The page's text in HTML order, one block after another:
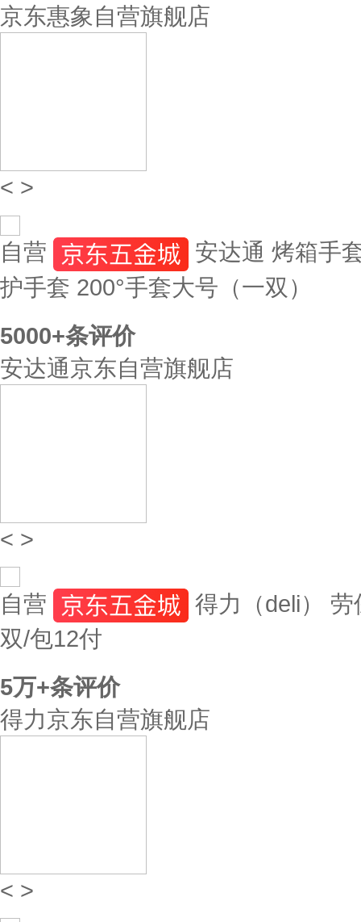
京东惠象自营旗舰店
< >
自营
安达通 烤箱手
护手套 200°手套大号（一双）
5000+条评价
安达通京东自营旗舰店
< >
自营
得力（deli）
双/包12付
5万+条评价
得力京东自营旗舰店
< >